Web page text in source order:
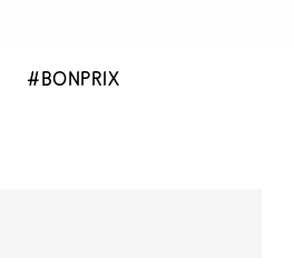
#BONPRIX